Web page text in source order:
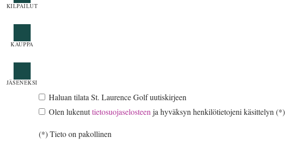
Haluan tilata St. Laurence Golf uutiskirjeen
Olen lukenuttietosuojaselosteen ja hyväksyn henkilötietojeni käsittelyn (*)
(*) Tieto on pakollinen